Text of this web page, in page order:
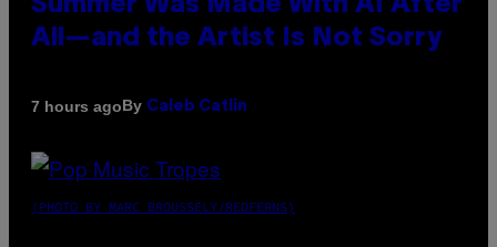
Summer Was Made With AI After
All—and the Artist Is Not Sorry
7 hours agoBy Caleb Catlin
(PHOTO BY MARC BROUSSELY/REDFERNS)